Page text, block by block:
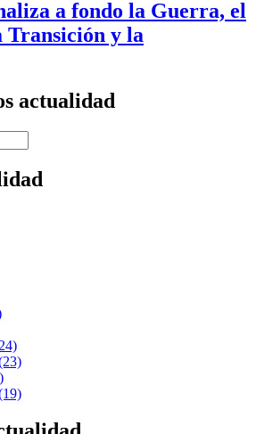
a fondo la Guerra, el
Transición y la
actualidad